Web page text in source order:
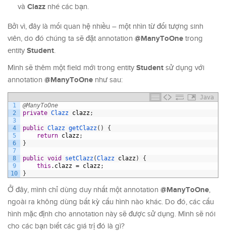
và Clazz nhé các bạn.
Bởi vì, đây là mối quan hệ nhiều – một nhìn từ đối tượng sinh
viên, do đó chúng ta sẽ đặt annotation @ManyToOne trong
entity Student.
Mình sẽ thêm một field mới trong entity Student sử dụng với
annotation @ManyToOne như sau:
Java
1
2
3
4
5
6
7
8
9
10
@ManyToOne
private Clazz clazz;
public Clazz getClazz( )
{
return clazz;
}
public void setClazz(Clazz clazz)
{
this . clazz = clazz;
}
Ở đây, mình chỉ dùng duy nhất một annotation @ManyToOne,
ngoài ra không dùng bất kỳ cấu hình nào khác. Do đó, các cấu
hình mặc định cho annotation này sẽ được sử dụng. Mình sẽ nói
cho các bạn biết các giá trị đó là gì?